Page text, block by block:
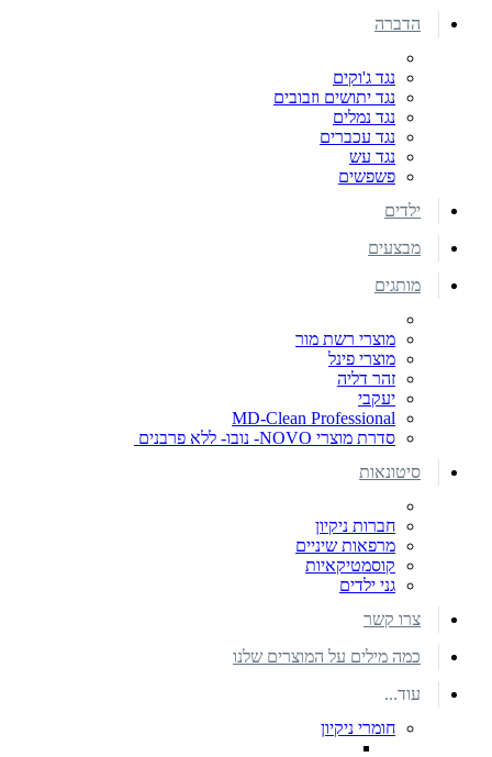
הדברה
נגד ג'וקים
נגד יתושים וזבובים
נגד נמלים
נגד עכברים
נגד עש
פשפשים
ילדים
מבצעים
מותגים
מוצרי רשת מור
מוצרי פינל
זהר דליה
יעקבי
MD-Clean Professional
סדרת מוצרי NOVO- נובו- ללא פרבנים
סיטונאות
חברות ניקיון
מרפאות שיניים
קוסמטיקאיות
גני ילדים
צרו קשר
כמה מילים על המוצרים שלנו
עוד...
חומרי ניקיון